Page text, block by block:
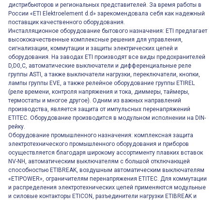
дистрибьюторов и региональных представителей. За время работы в
России «ETI Elektroelement d.d» зарекомендовала себя как надежный
поставщик качественного оборудования.
Инсталляционное оборудование бытового назначения: ETI предлагает
высококачественные комплексные решения для управления,
сигнализации, коммутации и защиты электрических цепей и
оборудования. На заводах ETI производят все виды предохранителей
D,D0,C, автоматические выключатели и дифференциальные реле
группы ASTI, а также выключатели нагрузки, переключатели, кнопки,
лампы группы EVE, а также релейное оборудование группы ETIREL
(реле времени, контроля напряжения и тока, диммеры, таймеры,
термостаты и многое другое). Одним из важных направлений
производства, является защита от импульсных перенапряжений
ETITEC. Оборудование производится в модульном исполнении на DIN-
рейку.
Оборудование промышленного назначения: комплексная защита
электротехнического промышленного оборудования и приборов
осуществляется благодаря широкому ассортименту плавких вставок
NV-NH, автоматическим выключателям с большой отключающей
способностью ETIBREAK, воздушным автоматическим выключателям
«ETIPOWER», ограничителям перенапряжения ETITEC. Для коммутации
и распределения электротехнических цепей применяются модульные
и силовые контакторы ETICON, разъединители нагрузки ETIBREAK и